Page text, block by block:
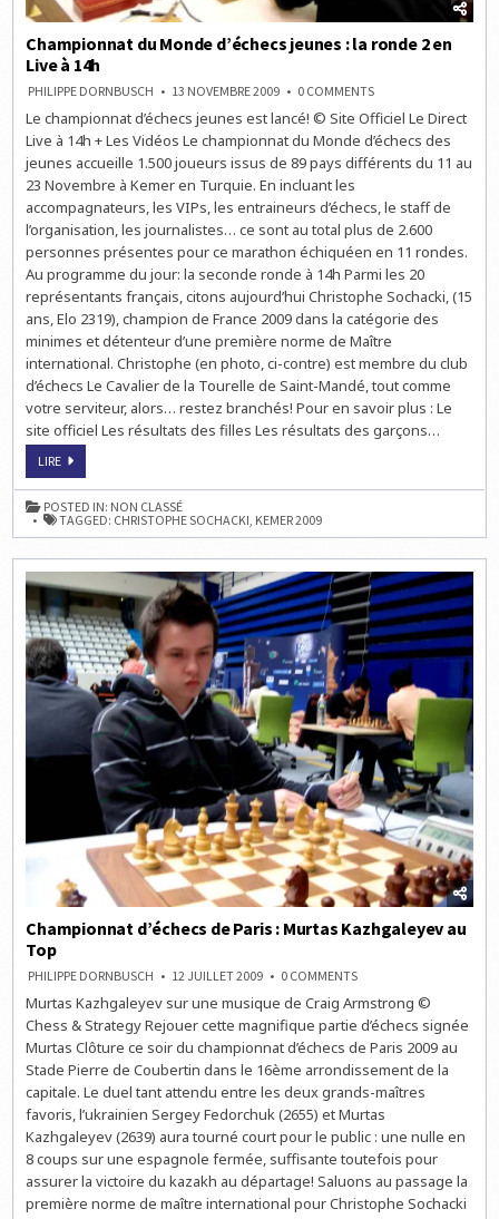
Championnat du Monde d’échecs jeunes : la ronde 2 en
Live à 14h
PHILIPPE DORNBUSCH 13 NOVEMBRE 2009 0 COMMENTSON
DU
D’ÉCHECS
JEUNES
:
2
EN
LIVE
À
Le championnat d’échecs jeunes est lancé! © Site Officiel Le Direct
Live à 14h + Les Vidéos Le championnat du Monde d’échecs des
jeunes accueille 1.500 joueurs issus de 89 pays différents du 11 au
23 Novembre à Kemer en Turquie. En incluant les
accompagnateurs, les VIPs, les entraineurs d’échecs, le staff de
l’organisation, les journalistes… ce sont au total plus de 2.600
personnes présentes pour ce marathon échiquéen en 11 rondes.
Au programme du jour: la seconde ronde à 14h Parmi les 20
représentants français, citons aujourd’hui Christophe Sochacki, (15
ans, Elo 2319), champion de France 2009 dans la catégorie des
minimes et détenteur d’une première norme de Maître
international. Christophe (en photo, ci-contre) est membre du club
d’échecs Le Cavalier de la Tourelle de Saint-Mandé, tout comme
votre serviteur, alors… restez branchés! Pour en savoir plus : Le
site officiel Les résultats des filles Les résultats des garçons…
LIRECHAMPIONNAT
MONDE
D’ÉCHECS
JEUNES
:
LA
LIVE
À
14H
POSTED IN: NON CLASSÉ
TAGGED: CHRISTOPHE SOCHACKI, KEMER 2009
Championnat d’échecs de Paris : Murtas Kazhgaleyev au
Top
PHILIPPE DORNBUSCH 12 JUILLET 2009 0 COMMENTSON
D’ÉCHECS
PARIS
:
MURTAS
KAZHGALEYEV
TOP
Murtas Kazhgaleyev sur une musique de Craig Armstrong ©
Chess & Strategy Rejouer cette magnifique partie d’échecs signée
Murtas Clôture ce soir du championnat d’échecs de Paris 2009 au
Stade Pierre de Coubertin dans le 16ème arrondissement de la
capitale. Le duel tant attendu entre les deux grands-maîtres
favoris, l’ukrainien Sergey Fedorchuk (2655) et Murtas
Kazhgaleyev (2639) aura tourné court pour le public : une nulle en
8 coups sur une espagnole fermée, suffisante toutefois pour
assurer la victoire du kazakh au départage! Saluons au passage la
première norme de maître international pour Christophe Sochacki